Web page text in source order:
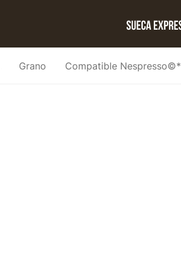
Grano Compatible Nespresso©*